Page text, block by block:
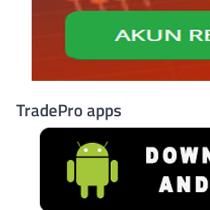
TradePro apps